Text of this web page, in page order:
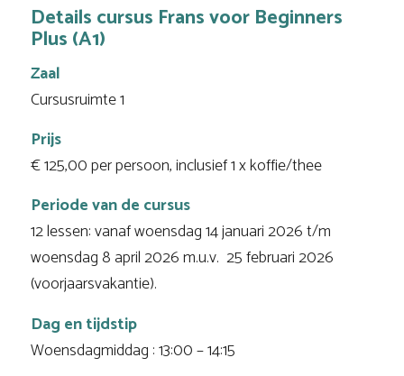
Details cursus Frans voor Beginners
Plus (A1)
Zaal
Cursusruimte 1
Prijs
€ 125,00 per persoon, inclusief 1 x koffie/thee
Periode van de cursus
12 lessen: vanaf woensdag 14 januari 2026 t/m
woensdag 8 april 2026 m.u.v. 25 februari 2026
(voorjaarsvakantie).
Dag en tijdstip
Woensdagmiddag : 13:00 – 14:15